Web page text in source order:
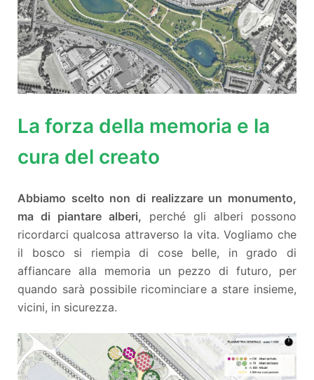
La forza della memoria e la
cura del creato
Abbiamo scelto non di realizzare un monumento,
ma di piantare alberi, perché gli alberi possono
ricordarci qualcosa attraverso la vita. Vogliamo che
il bosco si riempia di cose belle, in grado di
affiancare alla memoria un pezzo di futuro, per
quando sarà possibile ricominciare a stare insieme,
vicini, in sicurezza.